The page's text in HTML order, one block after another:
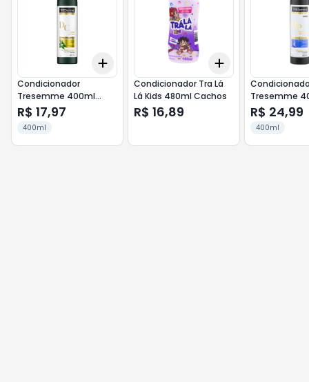
10
Add
Condicionador
Tresemme 400ml
Detox Capilar
R$ 17,97
400ml
Add
Condicionador Tra Lá
Lá Kids 480ml Cachos
R$ 16,89
Tresemme
Hidrat
R$ 24,99
400ml